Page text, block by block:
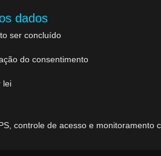
dados
ser concluído
do consentimento
lei
controle de acesso e monitoramento